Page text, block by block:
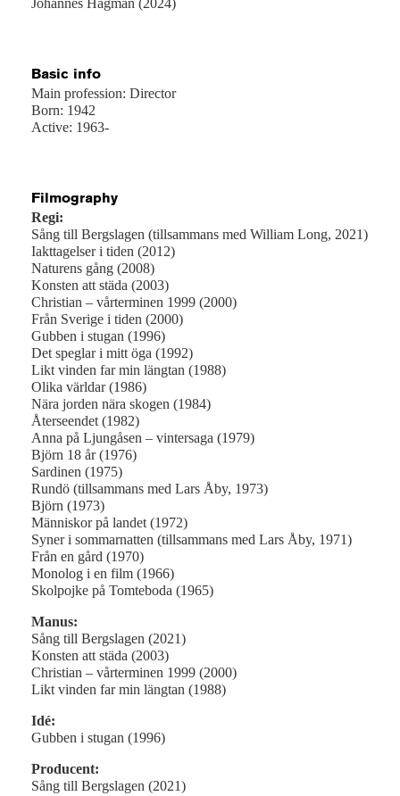
Johannes Hagman (2024)
Basic info
Main profession: Director
Born: 1942
Active: 1963-
Filmography
Regi:
Sång till Bergslagen (tillsammans med William Long, 2021)
Iakttagelser i tiden (2012)
Naturens gång (2008)
Konsten att städa (2003)
Christian – vårterminen 1999 (2000)
Från Sverige i tiden (2000)
Gubben i stugan (1996)
Det speglar i mitt öga (1992)
Likt vinden far min längtan (1988)
Olika världar (1986)
Nära jorden nära skogen (1984)
Återseendet (1982)
Anna på Ljungåsen – vintersaga (1979)
Björn 18 år (1976)
Sardinen (1975)
Rundö (tillsammans med Lars Åby, 1973)
Björn (1973)
Människor på landet (1972)
Syner i sommarnatten (tillsammans med Lars Åby, 1971)
Från en gård (1970)
Monolog i en film (1966)
Skolpojke på Tomteboda (1965)
Manus:
Sång till Bergslagen (2021)
Konsten att städa (2003)
Christian – vårterminen 1999 (2000)
Likt vinden far min längtan (1988)
Idé:
Gubben i stugan (1996)
Producent:
Sång till Bergslagen (2021)